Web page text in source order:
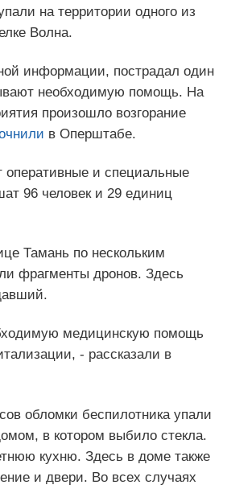
на территории одного из
Волна.
информации, пострадал один
необходимую помощь. На
произошло возгорание
в Оперштабе.
оперативные и специальные
96 человек и 29 единиц
Тамань по нескольким
фрагменты дронов. Здесь
медицинскую помощь
- рассказали в
обломки беспилотника упали
в котором выбило стекла.
кухню. Здесь в доме также
и двери. Во всех случаях